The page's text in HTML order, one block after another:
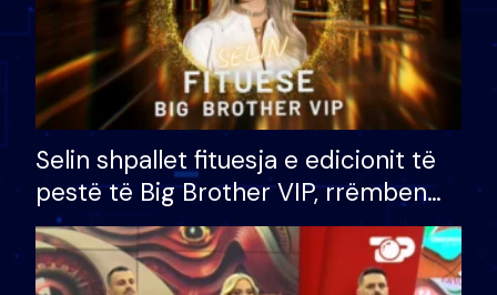
Selin shpallet fituesja e edicionit të
pestë të Big Brother VIP, rrëmben
çmimin e madh prej 100 mijë eurosh